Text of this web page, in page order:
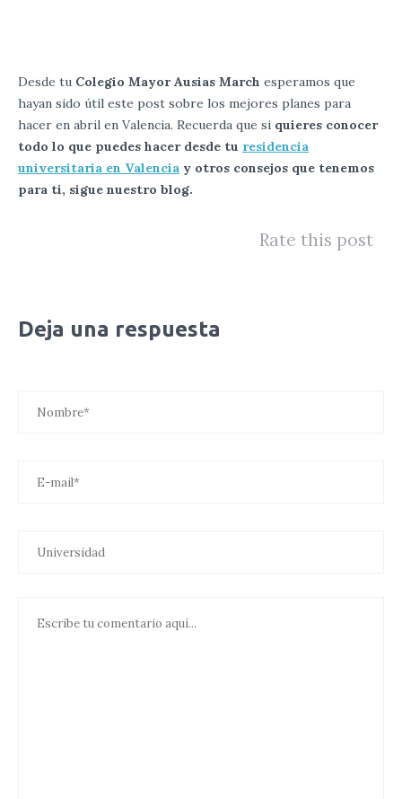
Desde tu Colegio Mayor Ausias March esperamos que
hayan sido útil este post sobre los mejores planes para
hacer en abril en Valencia. Recuerda que si quieres conocer
todo lo que puedes hacer desde tu residencia
universitaria en Valencia y otros consejos que tenemos
para ti, sigue nuestro blog.
Rate this post
Deja una respuesta